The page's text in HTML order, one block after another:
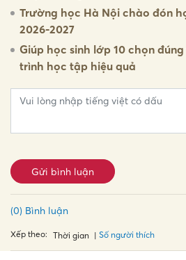
Trường học Hà Nội chào đón
2026-2027
Giúp học sinh lớp 10 chọn
trình học tập hiệu quả
Gửi bình luận
(0) Bình luận
Xếp theo: Thời gian Số người thích